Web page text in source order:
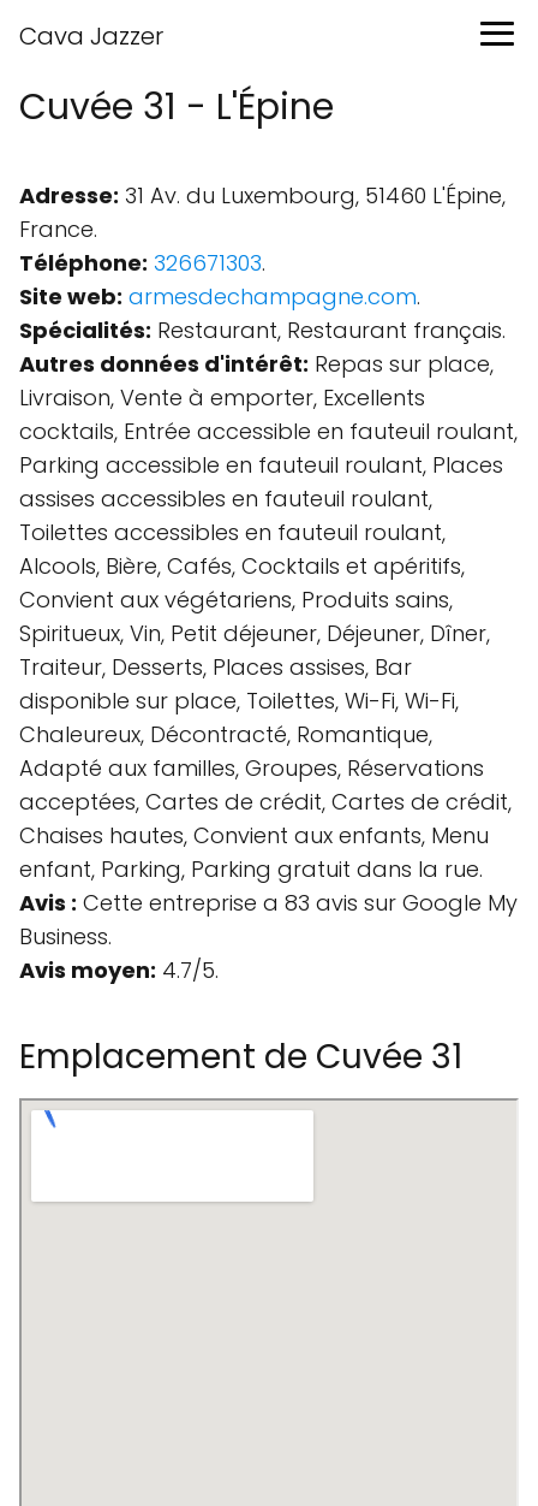
Cava Jazzer
Cuvée 31 - L'Épine
Adresse: 31 Av. du Luxembourg, 51460 L'Épine,
France.
Téléphone: 326671303.
Site web: armesdechampagne.com.
Spécialités: Restaurant, Restaurant français.
Autres données d'intérêt: Repas sur place,
Livraison, Vente à emporter, Excellents
cocktails, Entrée accessible en fauteuil roulant,
Parking accessible en fauteuil roulant, Places
assises accessibles en fauteuil roulant,
Toilettes accessibles en fauteuil roulant,
Alcools, Bière, Cafés, Cocktails et apéritifs,
Convient aux végétariens, Produits sains,
Spiritueux, Vin, Petit déjeuner, Déjeuner, Dîner,
Traiteur, Desserts, Places assises, Bar
disponible sur place, Toilettes, Wi-Fi, Wi-Fi,
Chaleureux, Décontracté, Romantique,
Adapté aux familles, Groupes, Réservations
acceptées, Cartes de crédit, Cartes de crédit,
Chaises hautes, Convient aux enfants, Menu
enfant, Parking, Parking gratuit dans la rue.
Avis : Cette entreprise a 83 avis sur Google My
Business.
Avis moyen: 4.7/5.
Emplacement de Cuvée 31